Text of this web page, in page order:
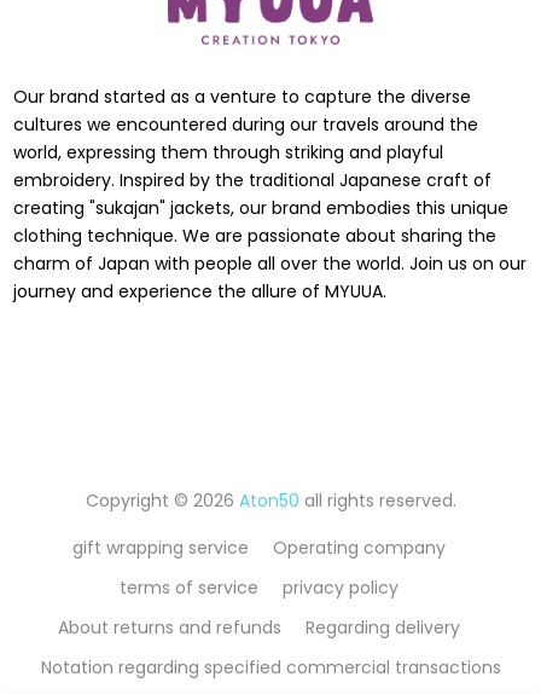
Our brand started as a venture to capture the diverse
cultures we encountered during our travels around the
world, expressing them through striking and playful
embroidery. Inspired by the traditional Japanese craft of
creating "sukajan" jackets, our brand embodies this unique
clothing technique. We are passionate about sharing the
charm of Japan with people all over the world. Join us on our
journey and experience the allure of MYUUA.
Copyright © 2026 Aton50 all rights reserved.
gift wrapping service
Operating company
terms of service
privacy policy
About returns and refunds
Regarding delivery
Notation regarding specified commercial transactions